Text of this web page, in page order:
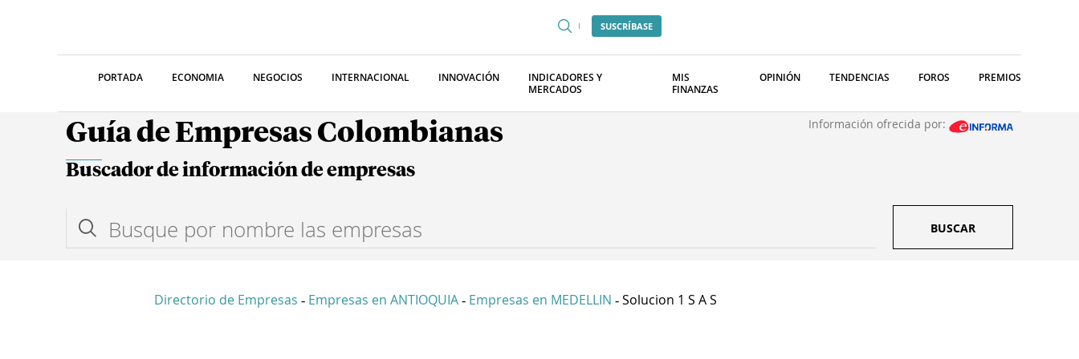
SUSCRÍBASE
PORTADA ECONOMIA NEGOCIOS INTERNACIONAL INNOVACIÓN
INDICADORES Y
MERCADOS
MIS
FINANZAS
OPINIÓN TENDENCIAS FOROS PREMIOS
Guía de Empresas Colombianas Información ofrecida por:
Buscador de información de empresas
BUSCAR
Directorio de Empresas - Empresas en ANTIOQUIA - Empresas en MEDELLIN - Solucion 1 S A S